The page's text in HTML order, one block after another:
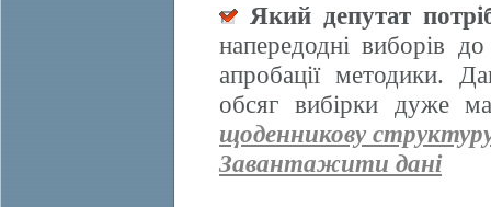
Який депутат
напередодні виборів
апробації методики.
обсяг вибірки дуже
щоденникову
Завантажити дані